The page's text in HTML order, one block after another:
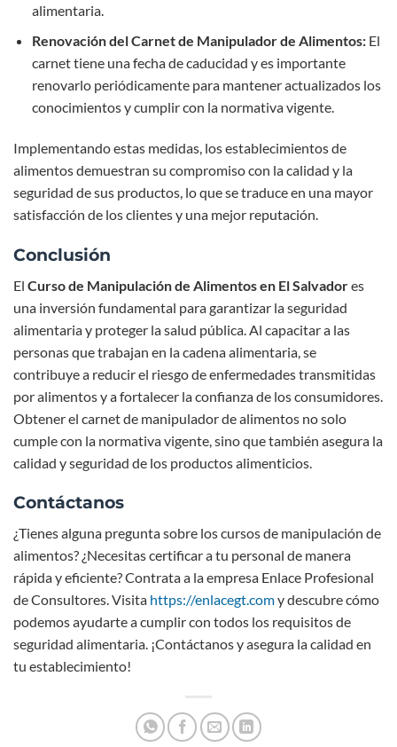
alimentaria.
Renovación del Carnet de Manipulador de Alimentos:El
carnet tiene una fecha de caducidad y es importante
renovarlo periódicamente para mantener actualizados los
conocimientos y cumplir con la normativa vigente.
Implementando estas medidas, los establecimientos de
alimentos demuestran su compromiso con la calidad y la
seguridad de sus productos, lo que se traduce en una mayor
satisfacción de los clientes y una mejor reputación.
Conclusión
El Curso de Manipulación de Alimentos en El Salvadores
una inversión fundamental para garantizar la seguridad
alimentaria y proteger la salud pública. Al capacitar a las
personas que trabajan en la cadena alimentaria, se
contribuye a reducir el riesgo de enfermedades transmitidas
por alimentos y a fortalecer la confianza de los consumidores.
Obtener el carnet de manipulador de alimentos no solo
cumple con la normativa vigente, sino que también asegura la
calidad y seguridad de los productos alimenticios.
Contáctanos
¿Tienes alguna pregunta sobre los cursos de manipulación de
alimentos? ¿Necesitas certificar a tu personal de manera
rápida y eficiente? Contrata a la empresa Enlace Profesional
de Consultores. Visita https://enlacegt.comy descubre cómo
podemos ayudarte a cumplir con todos los requisitos de
seguridad alimentaria. ¡Contáctanos y asegura la calidad en
tu establecimiento!